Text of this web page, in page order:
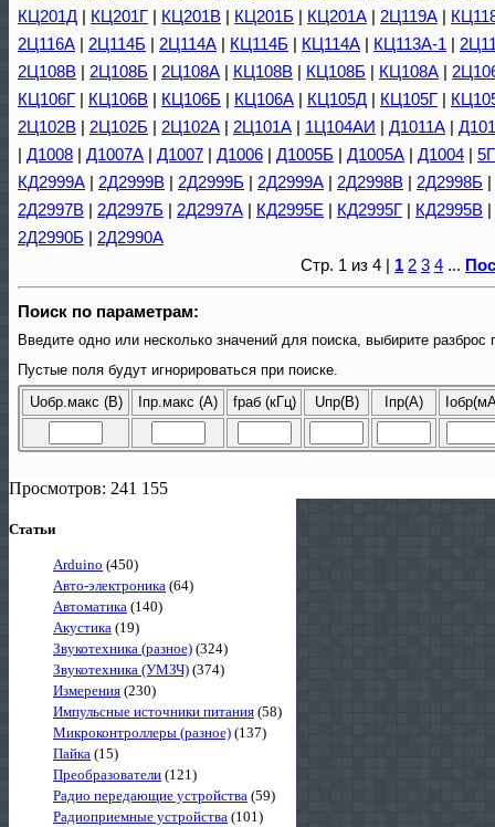
КЦ201Д | КЦ201Г | КЦ201В | КЦ201Б | КЦ201А | 2Ц119А |
2Ц116А | 2Ц114Б | 2Ц114А | КЦ114Б | КЦ114А | КЦ113А-1 |
2Ц108В | 2Ц108Б | 2Ц108А | КЦ108В | КЦ108Б | КЦ108А |
КЦ106Г | КЦ106В | КЦ106Б | КЦ106А | КЦ105Д | КЦ105Г |
2Ц102В | 2Ц102Б | 2Ц102А | 2Ц101А | 1Ц104АИ | Д1011А |
| Д1008 | Д1007А | Д1007 | Д1006 | Д1005Б | Д1005А | Д1004 |
КД2999А | 2Д2999В | 2Д2999Б | 2Д2999А | 2Д2998В | 2Д2998Б |
2Д2997В | 2Д2997Б | 2Д2997А | КД2995Е | КД2995Г | КД2995В |
2Д2990Б | 2Д2990А
Стр. 1 из 4 | 1 2 3 4 ...
Поиск по параметрам:
Введите одно или несколько значений для поиска, выбирите разброс
Пустые поля будут игнорироваться при поиске.
Uобр.макс (В) Iпр.макс (A) fраб (кГц) Uпр(В) Iпр(А)
Просмотров: 241 155
Статьи
Arduino (450)
Авто-электроника (64)
Автоматика (140)
Акустика (19)
Звукотехника (разное) (324)
Звукотехника (УМЗЧ) (374)
Измерения (230)
Импульсные источники питания (58)
Микроконтроллеры (разное) (137)
Пайка (15)
Преобразователи (121)
Радио передающие устройства (59)
Радиоприемные устройства (101)